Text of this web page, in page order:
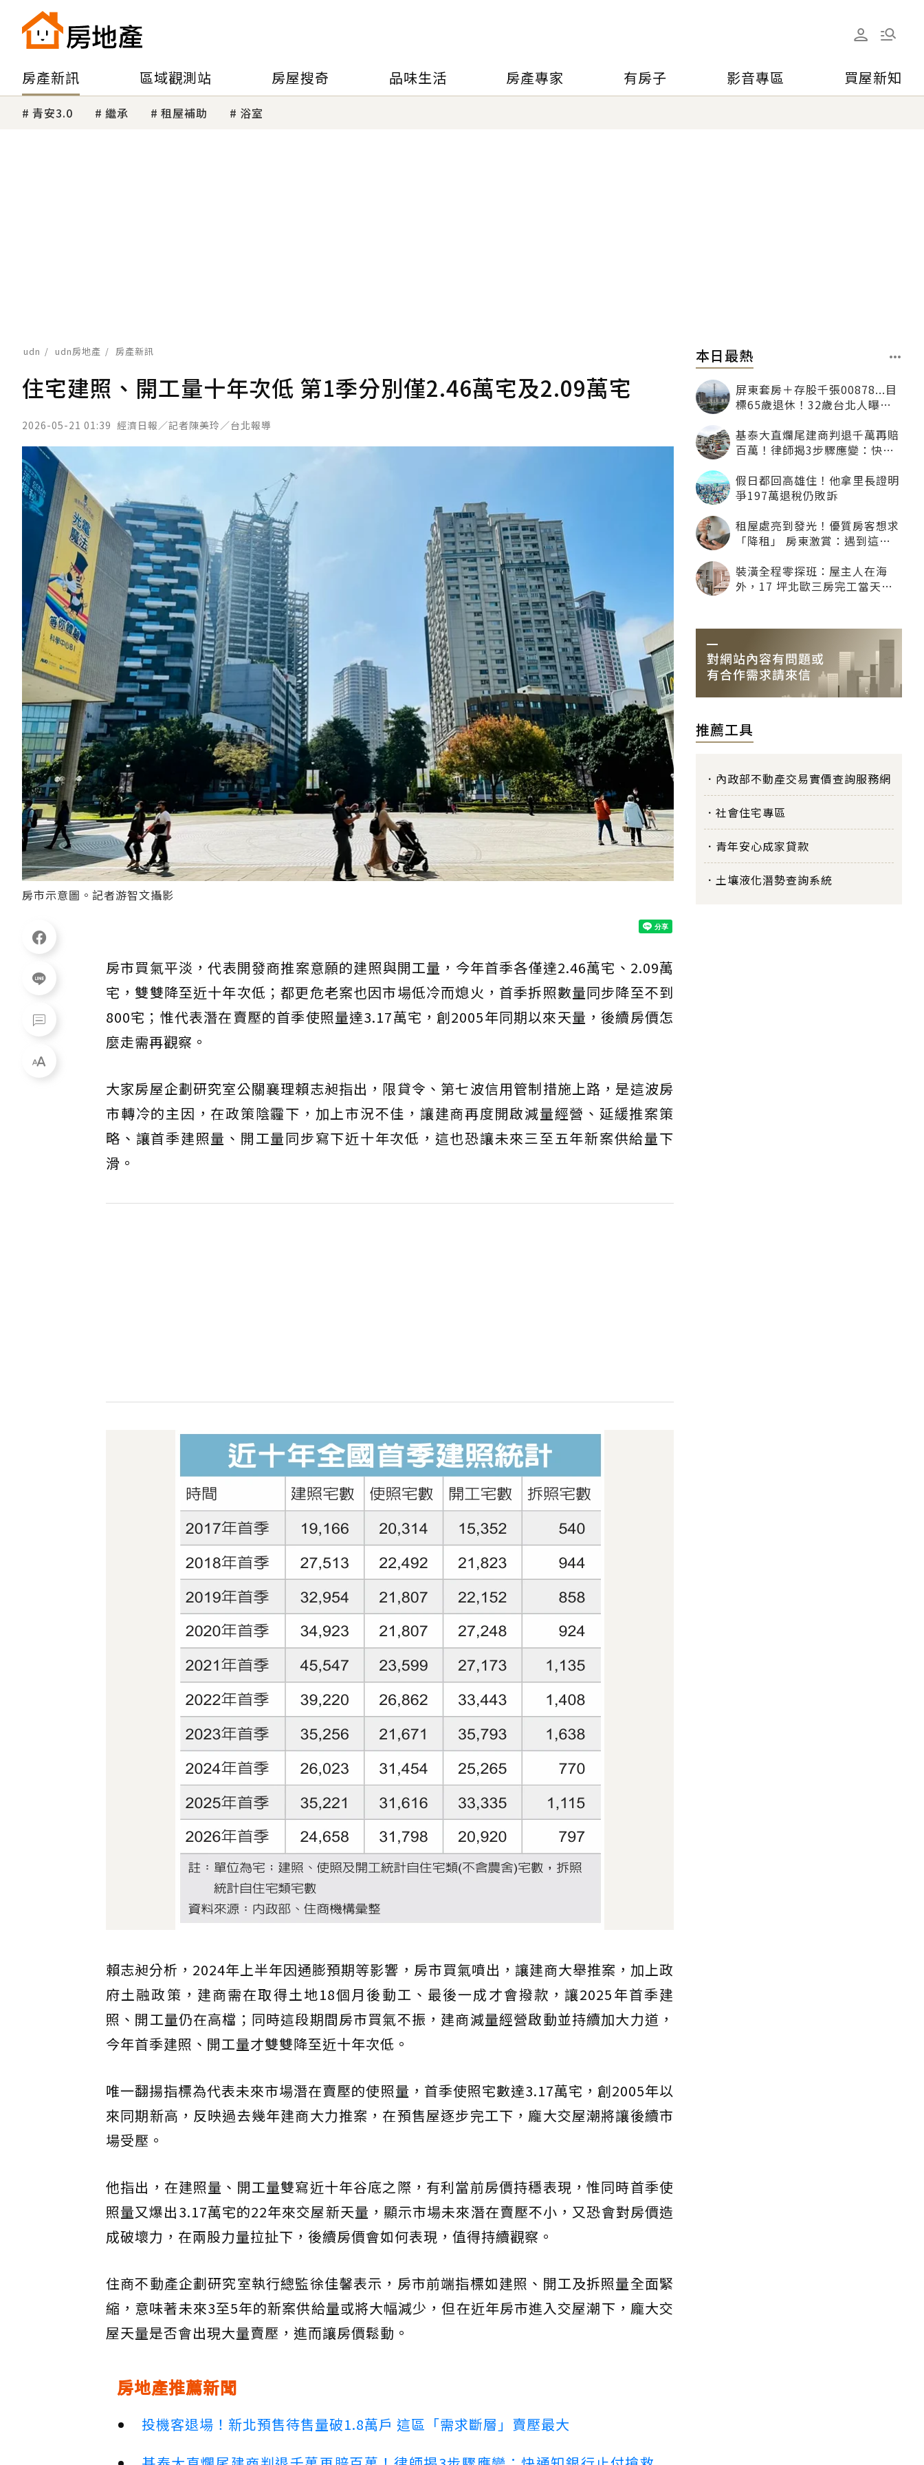
房產新訊 區域觀測站 房屋搜奇 品味生活 房產專家 有房子 影音專區 買屋新知
青安3.0 繼承 租屋補助 浴室
udn udn房地產 房產新訊
住宅建照、開工量十年次低 第1季分別僅2.46萬宅及2.09萬宅
2026-05-21 01:39 經濟日報／記者陳美玲／台北報導
房市示意圖。記者游智文攝影
房市買氣平淡，代表開發商推案意願的建照與開工量，今年首季各僅達2.46萬宅、2.09萬
宅，雙雙降至近十年次低；都更危老案也因市場低冷而熄火，首季拆照數量同步降至不到
800宅；惟代表潛在賣壓的首季使照量達3.17萬宅，創2005年同期以來天量，後續房價怎
麼走需再觀察。
大家房屋企劃研究室公關襄理賴志昶指出，限貸令、第七波信用管制措施上路，是這波房
市轉冷的主因，在政策陰霾下，加上市況不佳，讓建商再度開啟減量經營、延緩推案策
略、讓首季建照量、開工量同步寫下近十年次低，這也恐讓未來三至五年新案供給量下
滑。
賴志昶分析，2024年上半年因通膨預期等影響，房市買氣噴出，讓建商大舉推案，加上政
府土融政策，建商需在取得土地18個月後動工、最後一成才會撥款，讓2025年首季建
照、開工量仍在高檔；同時這段期間房市買氣不振，建商減量經營啟動並持續加大力道，
今年首季建照、開工量才雙雙降至近十年次低。
唯一翻揚指標為代表未來市場潛在賣壓的使照量，首季使照宅數達3.17萬宅，創2005年以
來同期新高，反映過去幾年建商大力推案，在預售屋逐步完工下，龐大交屋潮將讓後續市
場受壓。
他指出，在建照量、開工量雙寫近十年谷底之際，有利當前房價持穩表現，惟同時首季使
照量又爆出3.17萬宅的22年來交屋新天量，顯示市場未來潛在賣壓不小，又恐會對房價造
成破壞力，在兩股力量拉扯下，後續房價會如何表現，值得持續觀察。
住商不動產企劃研究室執行總監徐佳馨表示，房市前端指標如建照、開工及拆照量全面緊
縮，意味著未來3至5年的新案供給量或將大幅減少，但在近年房市進入交屋潮下，龐大交
屋天量是否會出現大量賣壓，進而讓房價鬆動。
房地產推薦新聞
投機客退場！新北預售待售量破1.8萬戶 這區「需求斷層」賣壓最大
本日最熱
屏東套房＋存股千張00878...目
標65歲退休！32歲台北人曝：
基泰大直爛尾建商判退千萬再賠
百萬！律師揭3步驟應變：快通
假日都回高雄住！他拿里長證明
爭197萬退稅仍敗訴
租屋處亮到發光！優質房客想求
「降租」 房東激賞：遇到這種
裝潢全程零探班：屋主人在海
外，17 坪北歐三房完工當天才
推薦工具
內政部不動產交易實價查詢服務網
社會住宅專區
青年安心成家貸款
土壤液化潛勢查詢系統